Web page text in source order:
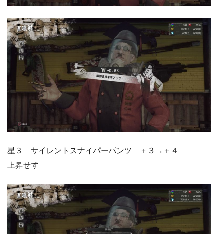
星３ サイレントスナイパーパンツ ＋３→＋４
上昇せず